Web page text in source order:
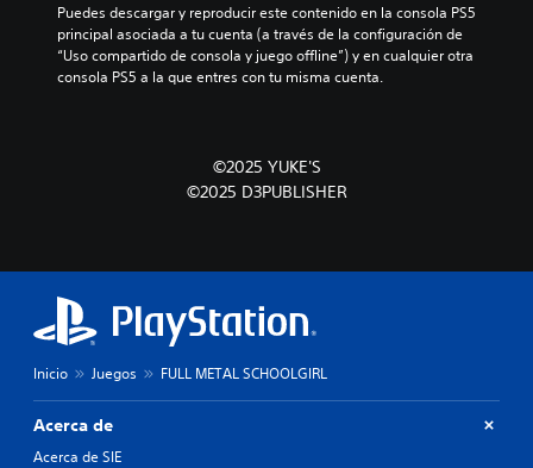
Puedes descargar y reproducir este contenido en la consola PS5
principal asociada a tu cuenta (a través de la configuración de
“Uso compartido de consola y juego offline”) y en cualquier otra
consola PS5 a la que entres con tu misma cuenta.
©2025 YUKE'S
©2025 D3PUBLISHER
Inicio Juegos FULL METAL SCHOOLGIRL
Acerca de
Acerca de SIE